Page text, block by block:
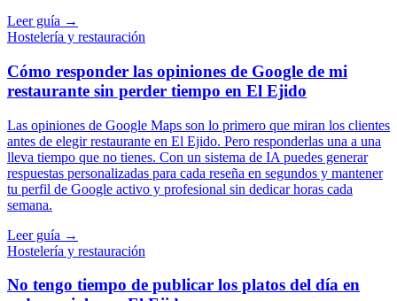
Leer guía →
Hostelería y restauración
Cómo responder las opiniones de Google de mi
restaurante sin perder tiempo en El Ejido
Las opiniones de Google Maps son lo primero que miran los clientes
antes de elegir restaurante en El Ejido. Pero responderlas una a una
lleva tiempo que no tienes. Con un sistema de IA puedes generar
respuestas personalizadas para cada reseña en segundos y mantener
tu perfil de Google activo y profesional sin dedicar horas cada
semana.
Leer guía →
Hostelería y restauración
No tengo tiempo de publicar los platos del día en